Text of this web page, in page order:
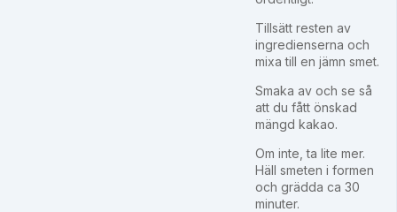
Tillsätt resten av
ingredienserna och
mixa till en jämn smet.
Smaka av och se så
att du fått önskad
mängd kakao.
Om inte, ta lite mer.
Häll smeten i formen
och grädda ca 30
minuter.